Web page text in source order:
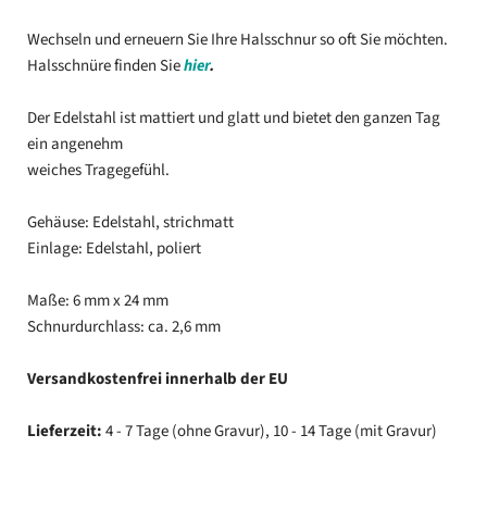
Wechseln und erneuern Sie Ihre Halsschnur so oft Sie möchten.
Halsschnüre finden Siehier.
Der Edelstahl ist mattiert und glatt und bietet den ganzen Tag
ein angenehm
weiches Tragegefühl.
Gehäuse: Edelstahl, strichmatt
Einlage: Edelstahl, poliert
Maße: 6 mm x 24 mm
Schnurdurchlass: ca. 2,6 mm
Versandkostenfreiinnerhalb der EU
Lieferzeit:4 - 7 Tage (ohne Gravur), 10 - 14 Tage (mit Gravur)